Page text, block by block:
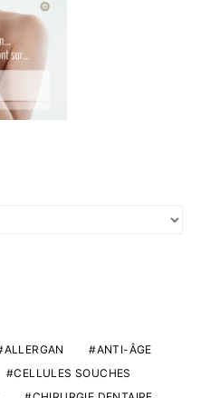
ALLERGAN
ANTI-ÂGE
CELLULES SOUCHES